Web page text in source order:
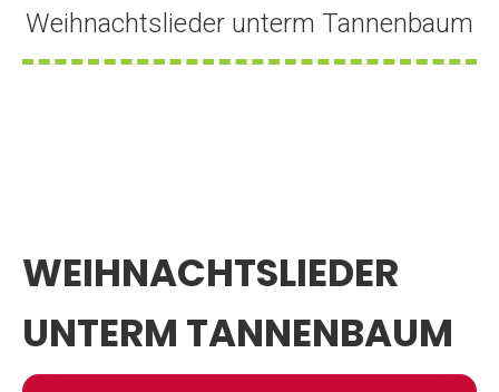
Weihnachtslieder unterm Tannenbaum
Sie befinden sich hier:
WEIHNACHTSLIEDER
UNTERM TANNENBAUM